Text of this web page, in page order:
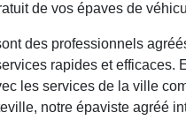
de vos épaves de
des professionnels
rapides et efficaces.
les services de la ville
notre épaviste agréé